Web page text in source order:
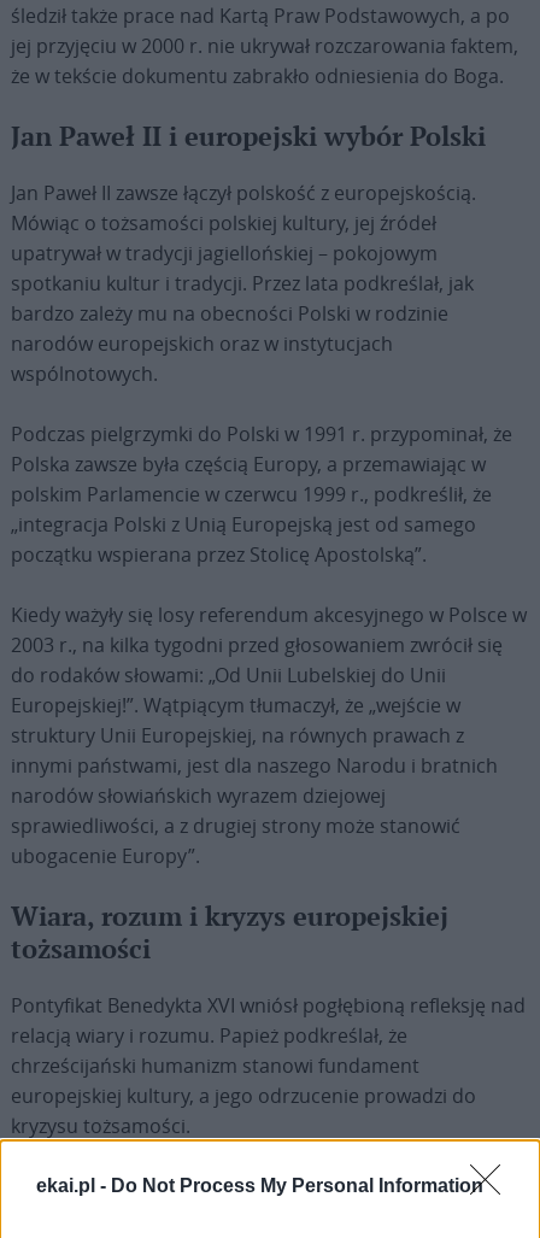
ekai.pl - Do Not Process My Personal Information
śledził także prace nad Kartą Praw Podstawowych, a po
jej przyjęciu w 2000 r. nie ukrywał rozczarowania faktem,
że w tekście dokumentu zabrakło odniesienia do Boga.
Jan Paweł II i europejski wybór Polski
Jan Paweł II zawsze łączył polskość z europejskością.
Mówiąc o tożsamości polskiej kultury, jej źródeł
upatrywał w tradycji jagiellońskiej – pokojowym
spotkaniu kultur i tradycji. Przez lata podkreślał, jak
bardzo zależy mu na obecności Polski w rodzinie
narodów europejskich oraz w instytucjach
wspólnotowych.
Podczas pielgrzymki do Polski w 1991 r. przypominał, że
Polska zawsze była częścią Europy, a przemawiając w
polskim Parlamencie w czerwcu 1999 r., podkreślił, że
„integracja Polski z Unią Europejską jest od samego
początku wspierana przez Stolicę Apostolską”.
Kiedy ważyły się losy referendum akcesyjnego w Polsce w
2003 r., na kilka tygodni przed głosowaniem zwrócił się
do rodaków słowami: „Od Unii Lubelskiej do Unii
Europejskiej!”. Wątpiącym tłumaczył, że „wejście w
struktury Unii Europejskiej, na równych prawach z
innymi państwami, jest dla naszego Narodu i bratnich
narodów słowiańskich wyrazem dziejowej
sprawiedliwości, a z drugiej strony może stanowić
ubogacenie Europy”.
Wiara, rozum i kryzys europejskiej
tożsamości
Pontyfikat Benedykta XVI wniósł pogłębioną refleksję nad
relacją wiary i rozumu. Papież podkreślał, że
chrześcijański humanizm stanowi fundament
europejskiej kultury, a jego odrzucenie prowadzi do
kryzysu tożsamości.
Zachęcał do dialogu z niewierzącymi i poszukującymi